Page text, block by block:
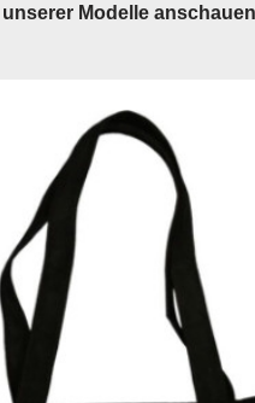
Modelle